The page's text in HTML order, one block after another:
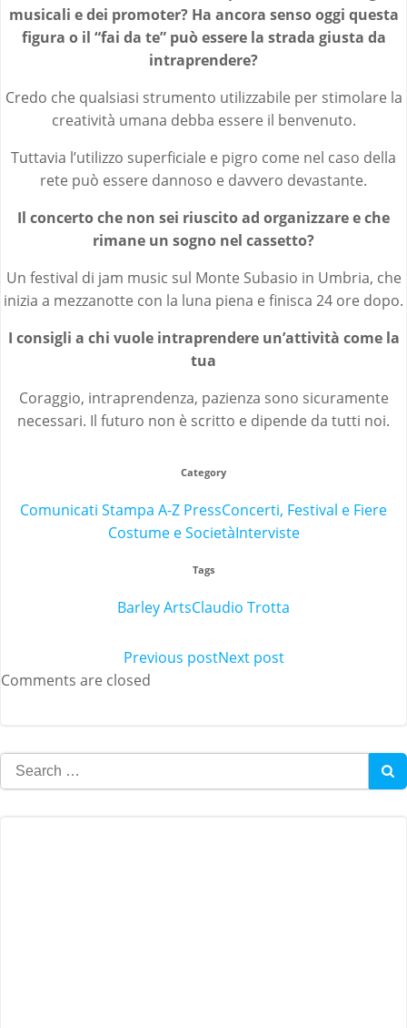
musicali e dei promoter? Ha ancora senso oggi questa
figura o il “fai da te” può essere la strada giusta da
intraprendere?
Credo che qualsiasi strumento utilizzabile per stimolare la
creatività umana debba essere il benvenuto.
Tuttavia l’utilizzo superficiale e pigro come nel caso della
rete può essere dannoso e davvero devastante.
Il concerto che non sei riuscito ad organizzare e che
rimane un sogno nel cassetto?
Un festival di jam music sul Monte Subasio in Umbria, che
inizia a mezzanotte con la luna piena e finisca 24 ore dopo.
I consigli a chi vuole intraprendere un’attività come la
tua
Coraggio, intraprendenza, pazienza sono sicuramente
necessari. Il futuro non è scritto e dipende da tutti noi.
Category
Comunicati Stampa A-Z PressConcerti, Festival e Fiere
Costume e SocietàInterviste
Tags
Barley ArtsClaudio Trotta
Post
Previous postPost
Next post
Comments are closed
Search
for: